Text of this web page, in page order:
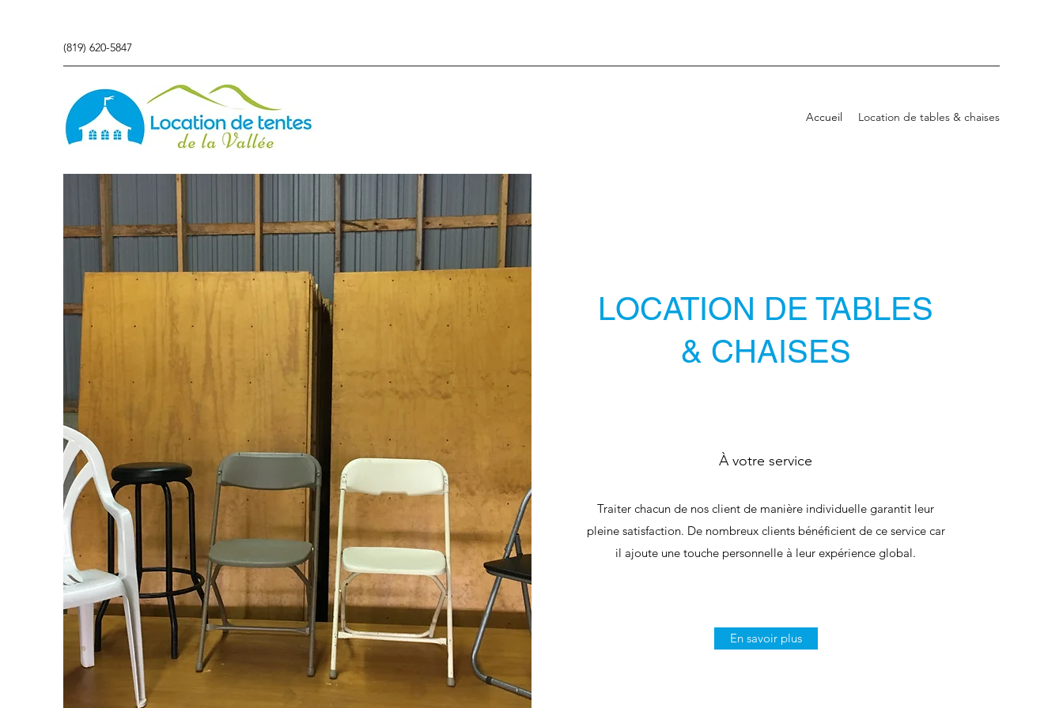
(819) 620-5847
Accueil Location de tables & chaises
LOCATION DE TABLES
& CHAISES
À votre service
Traiter chacun de nos client de manière individuelle garantit leur
pleine satisfaction. De nombreux clients bénéficient de ce service car
il ajoute une touche personnelle à leur expérience global.
En savoir plus